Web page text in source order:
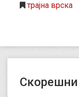
трајна врска
Скорешни